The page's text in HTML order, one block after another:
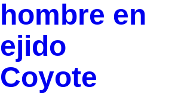
hombre en
ejido
Coyote